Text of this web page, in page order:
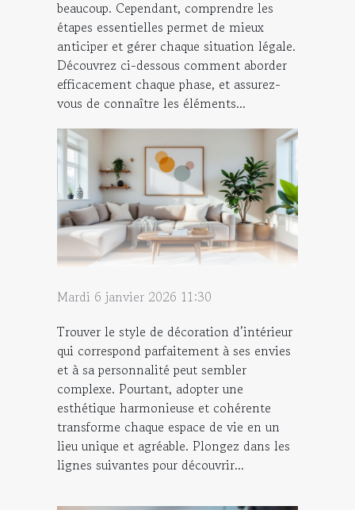
beaucoup. Cependant, comprendre les
étapes essentielles permet de mieux
anticiper et gérer chaque situation légale.
Découvrez ci-dessous comment aborder
efficacement chaque phase, et assurez-
vous de connaître les éléments...
Mardi 6 janvier 2026 11:30
Trouver le style de décoration d’intérieur
qui correspond parfaitement à ses envies
et à sa personnalité peut sembler
complexe. Pourtant, adopter une
esthétique harmonieuse et cohérente
transforme chaque espace de vie en un
lieu unique et agréable. Plongez dans les
lignes suivantes pour découvrir...